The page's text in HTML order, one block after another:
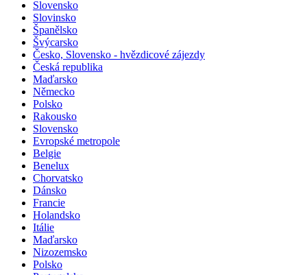
Rakousko
Slovensko
Slovinsko
Španělsko
Švýcarsko
Česko, Slovensko - hvězdicové zájezdy
Česká republika
Maďarsko
Německo
Polsko
Rakousko
Slovensko
Evropské metropole
Belgie
Benelux
Chorvatsko
Dánsko
Francie
Holandsko
Itálie
Maďarsko
Nizozemsko